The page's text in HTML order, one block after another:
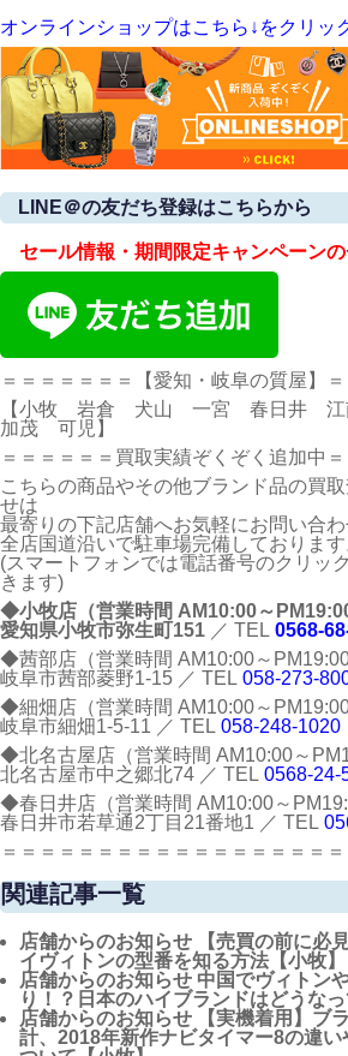
オンラインショップはこちら↓をクリッ
LINE＠の友だち登録はこちらから
セール情報・期間限定キャンペーンの
＝＝＝＝＝＝＝【愛知・岐阜の質屋】
【小牧 岩倉 犬山 一宮 春日井
加茂 可児】
＝＝＝＝＝＝買取実績ぞくぞく追加中
こちらの商品やその他ブランド品の買
せは
最寄りの下記店舗へお気軽にお問い合わ
全店国道沿いで駐車場完備しております
(スマートフォンでは電話番号のクリッ
きます)
◆小牧店（営業時間 AM10:00～PM19:00
愛知県小牧市弥生町151 ／ TEL 0568-
◆茜部店（営業時間 AM10:00～PM19:00
岐阜市茜部菱野1-15 ／ TEL 058-273-
◆細畑店（営業時間 AM10:00～PM19:00
岐阜市細畑1-5-11 ／ TEL 058-248-1020
◆北名古屋店（営業時間 AM10:00～
北名古屋市中之郷北74 ／ TEL 0568-24-
◆春日井店（営業時間 AM10:00～
春日井市若草通2丁目21番地1 ／ TEL
＝＝＝＝＝＝＝＝＝＝＝＝＝＝＝＝＝
関連記事一覧
店舗からのお知らせ 【売買の前に必
イヴィトンの型番を知る方法【小牧】
店舗からのお知らせ 中国でヴィトン
り！？日本のハイブランドはどうなっ
店舗からのお知らせ 【実機着用】ブ
計、2018年新作ナビタイマー8の違